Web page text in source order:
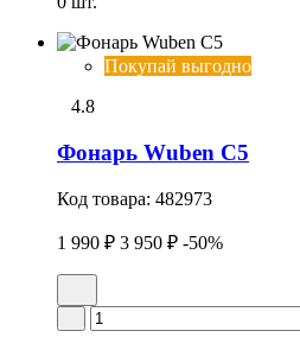
Покупай выгодно
4.8
Фонарь Wuben C5
Код товара: 482973
1 990 ₽ 3 950 ₽ -50%